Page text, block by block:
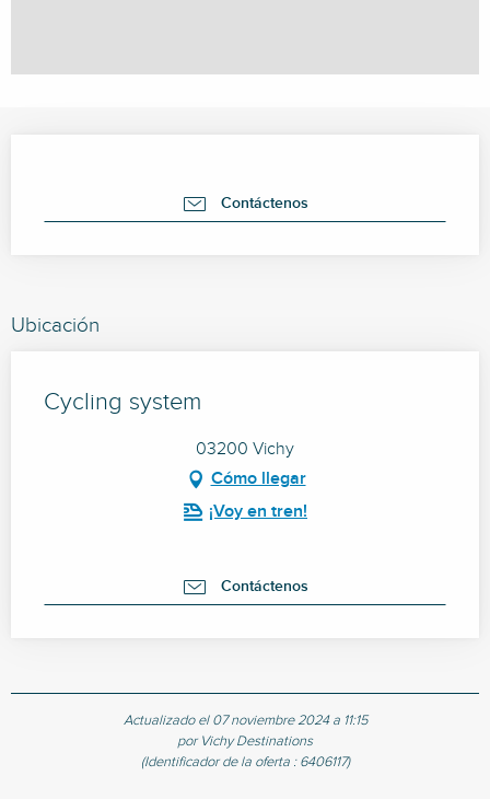
Contáctenos
Ubicación
Cycling system
03200 Vichy
Cómo llegar
¡Voy en tren!
Contáctenos
Actualizado el 07 noviembre 2024 a 11:15
por Vichy Destinations
(Identificador de la oferta : 6406117)